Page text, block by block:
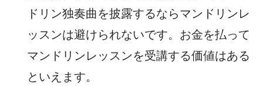
ドリン独奏曲を披露するならマンドリンレ
ッスンは避けられないです。お金を払って
マンドリンレッスンを受講する価値はある
といえます。